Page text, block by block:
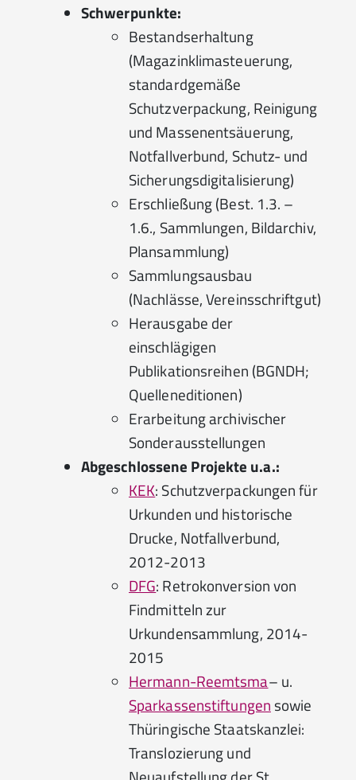
Schwerpunkte:
Bestandserhaltung
(Magazinklimasteuerung,
standardgemäße
Schutzverpackung, Reinigung
und Massenentsäuerung,
Notfallverbund, Schutz- und
Sicherungsdigitalisierung)
Erschließung (Best. 1.3. –
1.6., Sammlungen, Bildarchiv,
Plansammlung)
Sammlungsausbau
(Nachlässe, Vereinsschriftgut)
Herausgabe der
einschlägigen
Publikationsreihen (BGNDH;
Quelleneditionen)
Erarbeitung archivischer
Sonderausstellungen
Abgeschlossene Projekte u.a.:
KEK: Schutzverpackungen für
Urkunden und historische
Drucke, Notfallverbund,
2012-2013
DFG: Retrokonversion von
Findmitteln zur
Urkundensammlung, 2014-
2015
Hermann-Reemtsma– u.
Sparkassenstiftungen sowie
Thüringische Staatskanzlei:
Translozierung und